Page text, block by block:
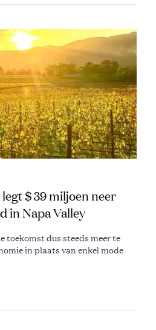
$ 39 miljoen neer
in Napa Valley
toekomst dus steeds meer te
in plaats van enkel mode